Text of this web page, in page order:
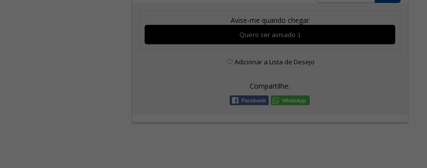
Avise-me quando chegar
Quero ser avisado :)
Adicionar a Lista de Desejo
Compartilhe: